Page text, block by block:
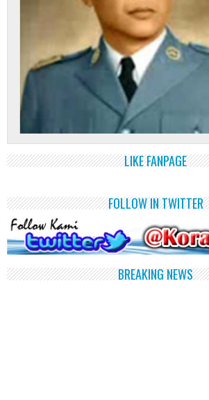
LIKE FANPAGE
FOLLOW IN TWITTER
BREAKING NEWS